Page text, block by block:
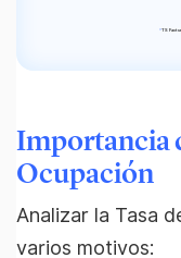
*TS
Importancia
Ocupación
Analizar la Tasa
varios motivos: